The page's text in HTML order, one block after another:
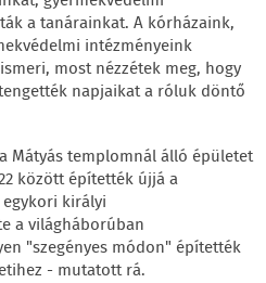
a tanárainkat. A kórházaink,
intézményeink
most nézzétek meg, hogy
napjaikat a róluk döntő
Mátyás templomnál álló épületet
között építették újjá a
királyi
a világháborúban
"szegényes módon" építették
- mutatott rá.